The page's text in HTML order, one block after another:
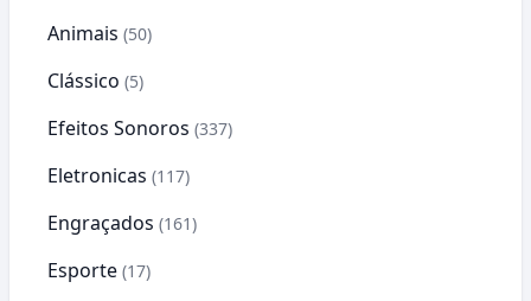
Animais (50)
Clássico (5)
Efeitos Sonoros (337)
Eletronicas (117)
Engraçados (161)
Esporte (17)